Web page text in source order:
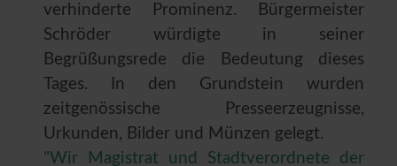
verhinderte Prominenz. Bürgermeister
Schröder würdigte in seiner
Begrüßungsrede die Bedeutung dieses
Tages. In den Grundstein wurden
zeitgenössische Presseerzeugnisse,
Urkunden, Bilder und Münzen gelegt.
"Wir Magistrat und Stadtverordnete der